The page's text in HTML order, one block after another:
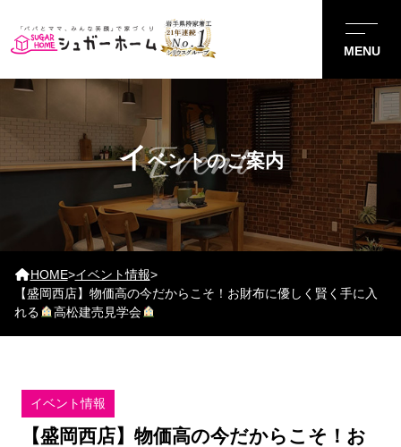
イベントのご案内
Event
HOME>イベント情報>
【盛岡西店】物価高の今だからこそ！お財布に優しく賢く手に入
れる
高松建売見学会
イベント情報
【盛岡西店】物価高の今だからこそ！お